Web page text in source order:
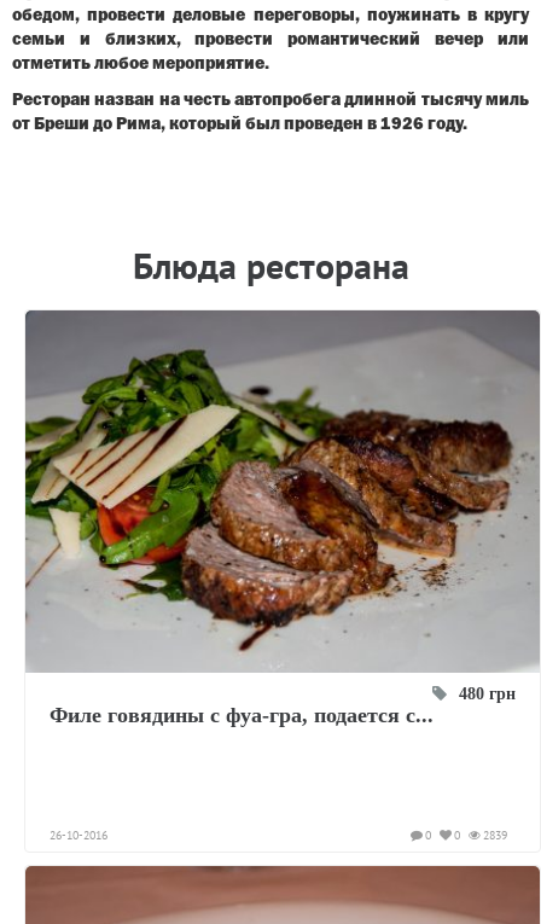
обедом, провести деловые переговоры, поужинать в кругу
семьи и близких, провести романтический вечер или
отметить любое мероприятие.
Ресторан назван на честь автопробега длинной тысячу миль
от Бреши до Рима, который был проведен в 1926 году.
Блюда ресторана
480 грн
Филе говядины с фуа-гра, подается с...
26-10-2016 2839
0
0